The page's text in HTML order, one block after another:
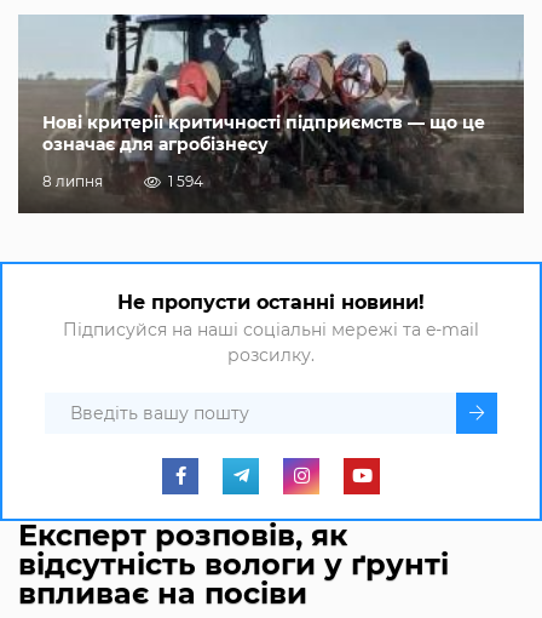
Нові критерії критичності підприємств — що це
означає для агробізнесу
8 липня 1 594
Не пропусти останні новини!
Підписуйся на наші соціальні мережі та e-mail
розсилку.
Експерт розповів, як
відсутність вологи у ґрунті
впливає на посіви